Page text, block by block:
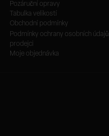
Pozáruční opravy
Tabulka velikostí
Obchodní podmínky
Podmínky ochrany osobních údajů
prodejci
Moje objednávka